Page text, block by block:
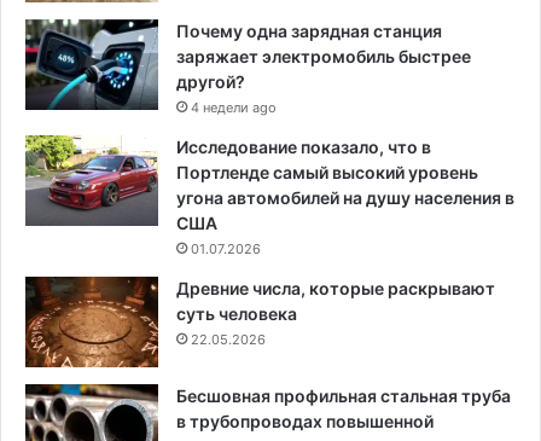
Почему одна зарядная станция
заряжает электромобиль быстрее
другой?
4 недели ago
Исследование показало, что в
Портленде самый высокий уровень
угона автомобилей на душу населения в
США
01.07.2026
Древние числа, которые раскрывают
суть человека
22.05.2026
Бесшовная профильная стальная труба
в трубопроводах повышенной